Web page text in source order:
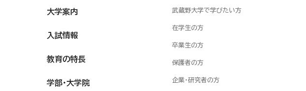
大学案内
入試情報
教育の特長
学部・大学院
武蔵野大学で学びたい方
在学生の方
卒業生の方
保護者の方
企業・研究者の方